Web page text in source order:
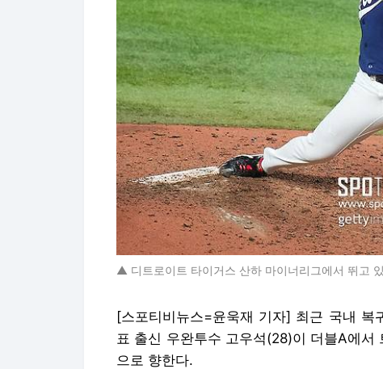
▲ 디트로이트 타이거스 산하 마이너리그에서 뛰고
[스포티비뉴스=윤욱재 기자] 최근 국내
표 출신 우완투수 고우석(28)이 더블A에
으로 향한다.